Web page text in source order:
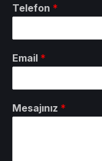
Telefon *
Email *
Mesajınız *